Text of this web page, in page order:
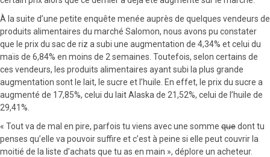
À la suite d’une petite enquête menée auprès de quelques vendeurs de
produits alimentaires du marché Salomon, nous avons pu constater
que le prix du sac de riz a subi une augmentation de 4,34% et celui du
maïs de 6,84% en moins de 2 semaines. Toutefois, selon certains de
ces vendeurs, les produits alimentaires ayant subi la plus grande
augmentation sont le lait, le sucre et l’huile. En effet, le prix du sucre a
augmenté de 17,85%, celui du lait Alaska de 21,52%, celui de l’huile de
29,41%.
« Tout va de mal en pire, parfois tu viens avec une somme quedont tu
penses qu’elle va pouvoir suffire et c’est à peine si elle peut couvrir la
moitié de la liste d’achats que tu as en main », déplore un acheteur.